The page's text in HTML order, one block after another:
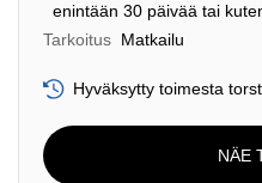
enintään 30 päivää tai
Tarkoitus Matkailu
Hyväksytty toimesta
NÄE